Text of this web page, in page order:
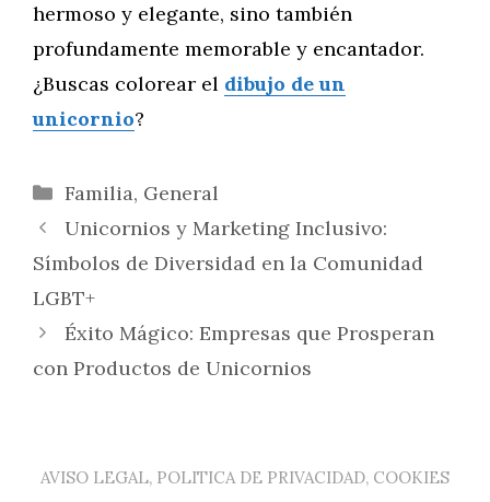
hermoso y elegante, sino también
profundamente memorable y encantador.
¿Buscas colorear el dibujo de un
unicornio?
Categorías
Familia, General
Unicornios y Marketing Inclusivo:
Símbolos de Diversidad en la Comunidad
LGBT+
Éxito Mágico: Empresas que Prosperan
con Productos de Unicornios
AVISO LEGAL, POLITICA DE PRIVACIDAD, COOKIES